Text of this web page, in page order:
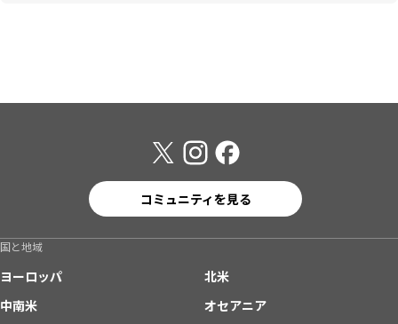
コミュニティを見る
国と地域
ヨーロッパ
北米
中南米
オセアニア